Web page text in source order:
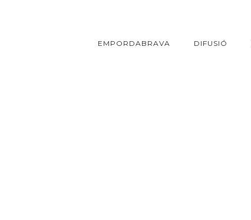
EMPORDABRAVA DIFUSIÓ